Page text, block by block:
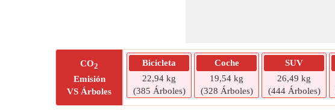
CO2
Emisión
VS Árboles
Bicicleta
22,94 kg
(385 Árboles)
Coche
19,54 kg
(328 Árboles)
SUV
26,49 kg
(444 Árboles)